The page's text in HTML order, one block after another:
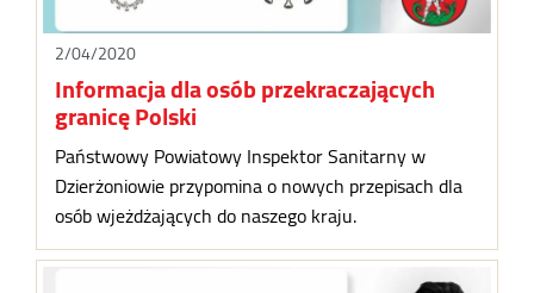
2/04/2020
Informacja dla osób przekraczających
granicę Polski
Państwowy Powiatowy Inspektor Sanitarny w
Dzierżoniowie przypomina o nowych przepisach dla
osób wjeżdżających do naszego kraju.